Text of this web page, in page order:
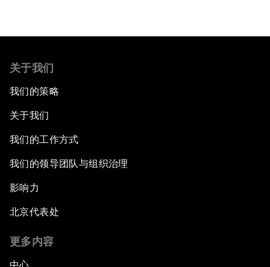
关于我们
我们的策略
关于我们
我们的工作方式
我们的领导团队与组织治理
影响力
北京代表处
更多内容